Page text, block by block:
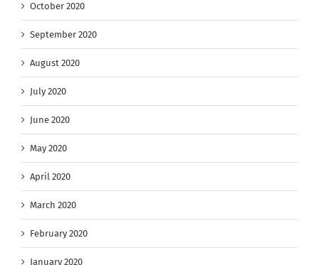
October 2020
September 2020
August 2020
July 2020
June 2020
May 2020
April 2020
March 2020
February 2020
January 2020